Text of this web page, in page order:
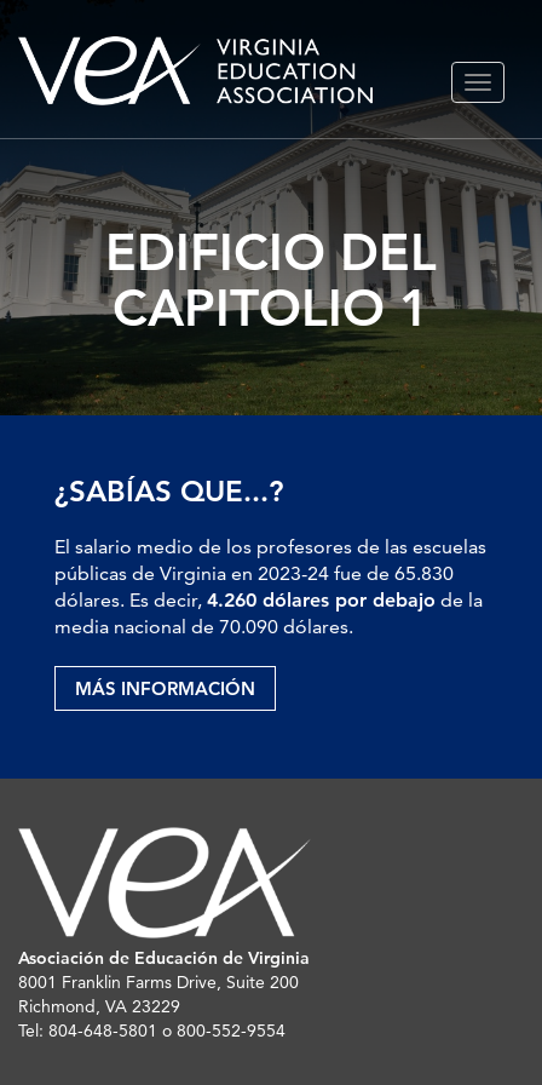
Ir
EDIFICIO DEL
CAPITOLIO 1
¿SABÍAS QUE...?
El salario medio de los profesores de las escuelas
públicas de Virginia en 2023-24 fue de 65.830
dólares. Es decir, 4.260 dólares por debajo de la
media nacional de 70.090 dólares.
MÁS INFORMACIÓN
Asociación de Educación de Virginia
8001 Franklin Farms Drive, Suite 200
Richmond, VA 23229
Tel: 804-648-5801 o 800-552-9554